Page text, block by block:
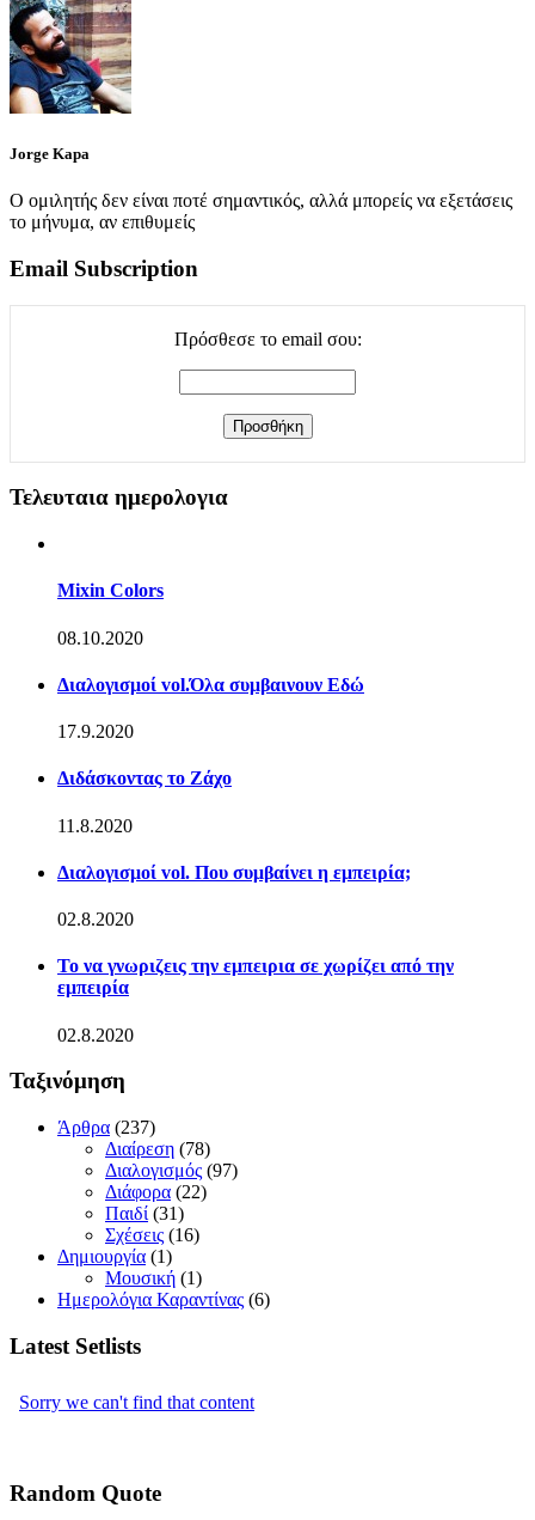
Jorge Kapa
Ο ομιλητής δεν είναι ποτέ σημαντικός, αλλά μπορείς να εξετάσεις
το μήνυμα, αν επιθυμείς
Email Subscription
Πρόσθεσε το email σου:
Τελευταια ημερολογια
Mixin Colors
08.10.2020
Διαλογισμοί vol.Όλα συμβαινουν Εδώ
17.9.2020
Διδάσκοντας το Ζάχο
11.8.2020
Διαλογισμοί vol. Που συμβαίνει η εμπειρία;
02.8.2020
Το να γνωριζεις την εμπειρια σε χωρίζει από την
εμπειρία
02.8.2020
Ταξινόμηση
Άρθρα (237)
Διαίρεση (78)
Διαλογισμός (97)
Διάφορα (22)
Παιδί (31)
Σχέσεις (16)
Δημιουργία (1)
Μουσική (1)
Ημερολόγια Καραντίνας (6)
Latest Setlists
Random Quote